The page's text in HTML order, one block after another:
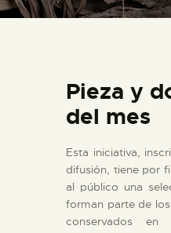
ESPAÑOL
PREPARAR
Pieza y
del mes
Esta iniciativa,
difusión, tiene por
al público una
forman parte de
conservados en